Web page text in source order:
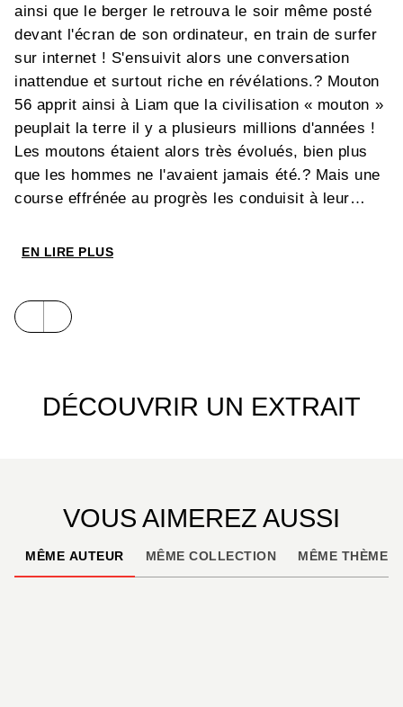
ainsi que le berger le retrouva le soir même posté
devant l'écran de son ordinateur, en train de surfer
sur internet ! S'ensuivit alors une conversation
inattendue et surtout riche en révélations.? Mouton
56 apprit ainsi à Liam que la civilisation « mouton »
peuplait la terre il y a plusieurs millions d'années !
Les moutons étaient alors très évolués, bien plus
que les hommes ne l'avaient jamais été.? Mais une
course effrénée au progrès les conduisit à leur
explosa, rayant pratiquement de la carte la
avenir : ils formèrent alors le G.R.N., le « Grand
Retour à la Nature »?...
EN LIRE PLUS
DÉCOUVRIR UN EXTRAIT
VOUS AIMEREZ AUSSI
MÊME AUTEUR MÊME COLLECTION MÊME THÈME